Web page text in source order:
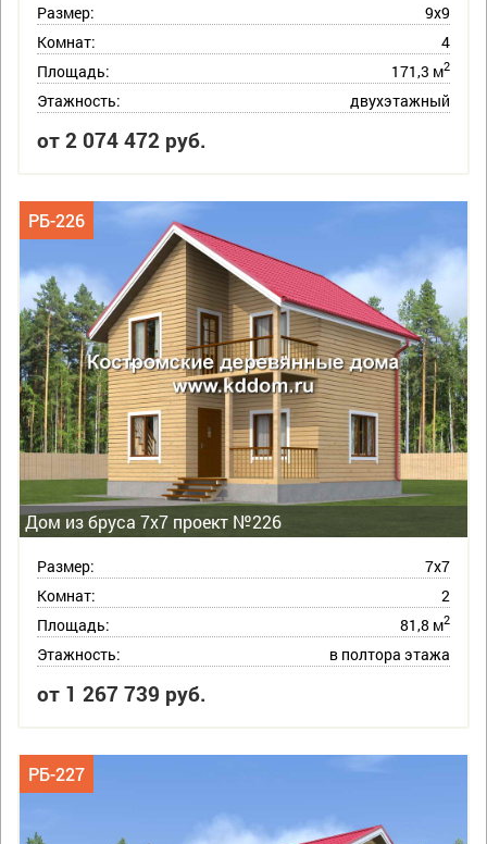
Размер:
9х9
Комнат:
4
Площадь:
171,3 м2
Этажность: двухэтажный
от 2 074 472 руб.
Дом из бруса 7х7 проект №226
РБ-226
Размер:
7х7
Комнат:
2
Площадь:
81,8 м2
Этажность: в полтора этажа
от 1 267 739 руб.
РБ-227